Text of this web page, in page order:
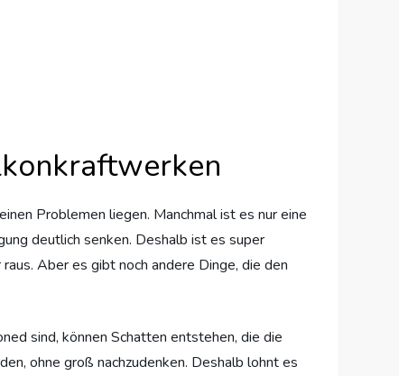
Problemen liegen. Manchmal ist es nur eine
deutlich senken. Deshalb ist es super
Aber es gibt noch andere Dinge, die den
sind, können Schatten entstehen, die die
ohne groß nachzudenken. Deshalb lohnt es